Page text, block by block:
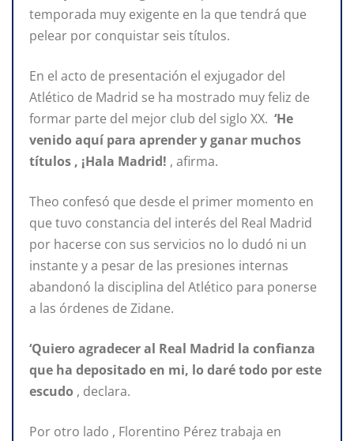
temporada muy exigente en la que tendrá que
pelear por conquistar seis títulos.
En el acto de presentación el exjugador del
Atlético de Madrid se ha mostrado muy feliz de
formar parte del mejor club del siglo XX. ‘He
venido aquí para aprender y ganar muchos
títulos , ¡Hala Madrid! , afirma.
Theo confesó que desde el primer momento en
que tuvo constancia del interés del Real Madrid
por hacerse con sus servicios no lo dudó ni un
instante y a pesar de las presiones internas
abandonó la disciplina del Atlético para ponerse
a las órdenes de Zidane.
‘Quiero agradecer al Real Madrid la confianza
que ha depositado en mi, lo daré todo por este
escudo , declara.
Por otro lado , Florentino Pérez trabaja en